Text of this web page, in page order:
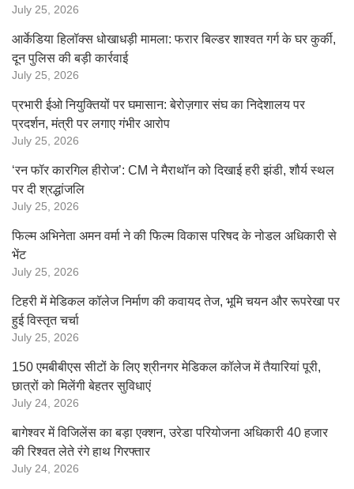
July 25, 2026
आर्केडिया हिलॉक्स धोखाधड़ी मामला: फरार बिल्डर शाश्वत गर्ग के घर कुर्की,
दून पुलिस की बड़ी कार्रवाई
July 25, 2026
प्रभारी ईओ नियुक्तियों पर घमासान: बेरोज़गार संघ का निदेशालय पर
प्रदर्शन, मंत्री पर लगाए गंभीर आरोप
July 25, 2026
‘रन फॉर कारगिल हीरोज’: CM ने मैराथॉन को दिखाई हरी झंडी, शौर्य स्थल
पर दी श्रद्धांजलि
July 25, 2026
फिल्म अभिनेता अमन वर्मा ने की फिल्म विकास परिषद के नोडल अधिकारी से
भेंट
July 25, 2026
टिहरी में मेडिकल कॉलेज निर्माण की कवायद तेज, भूमि चयन और रूपरेखा पर
हुई विस्तृत चर्चा
July 25, 2026
150 एमबीबीएस सीटों के लिए श्रीनगर मेडिकल कॉलेज में तैयारियां पूरी,
छात्रों को मिलेंगी बेहतर सुविधाएं
July 24, 2026
बागेश्वर में विजिलेंस का बड़ा एक्शन, उरेडा परियोजना अधिकारी 40 हजार
की रिश्वत लेते रंगे हाथ गिरफ्तार
July 24, 2026